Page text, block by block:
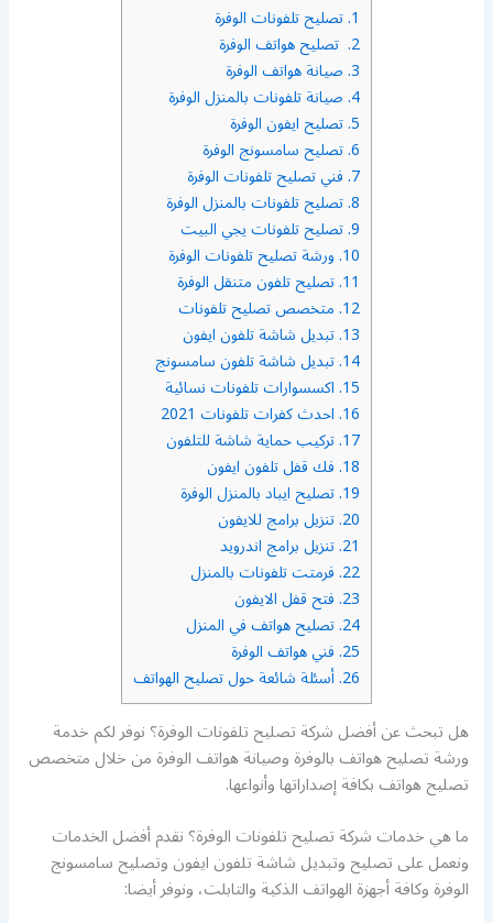
1. تصليح تلفونات الوفرة
2. تصليح هواتف الوفرة
3. صيانة هواتف الوفرة
4. صيانة تلفونات بالمنزل الوفرة
5. تصليح ايفون الوفرة
6. تصليح سامسونج الوفرة
7. فني تصليح تلفونات الوفرة
8. تصليح تلفونات بالمنزل الوفرة
9. تصليح تلفونات يجي البيت
10. ورشة تصليح تلفونات الوفرة
11. تصليح تلفون متنقل الوفرة
12. متخصص تصليح تلفونات
13. تبديل شاشة تلفون ايفون
14. تبديل شاشة تلفون سامسونج
15. اكسسوارات تلفونات نسائية
16. احدث كفرات تلفونات 2021
17. تركيب حماية شاشة للتلفون
18. فك قفل تلفون ايفون
19. تصليح ايباد بالمنزل الوفرة
20. تنزيل برامج للايفون
21. تنزيل برامج اندرويد
22. فرمتت تلفونات بالمنزل
23. فتح قفل الايفون
24. تصليح هواتف في المنزل
25. فني هواتف الوفرة
26. أسئلة شائعة حول تصليح الهواتف
هل تبحث عن أفضل شركة تصليح تلفونات الوفرة؟ نوفر لكم خدمة
ورشة تصليح هواتف بالوفرة وصيانة هواتف الوفرة من خلال متخصص
تصليح هواتف بكافة إصداراتها وأنواعها.
ما هي خدمات شركة تصليح تلفونات الوفرة؟ نقدم أفضل الخدمات
ونعمل على تصليح وتبديل شاشة تلفون ايفون وتصليح سامسونج
الوفرة وكافة أجهزة الهواتف الذكية والتابلت، ونوفر أيضا: